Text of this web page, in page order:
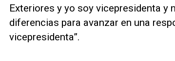
Exteriores y yo soy vicepresidenta y
diferencias para avanzar en una
vicepresidenta”.